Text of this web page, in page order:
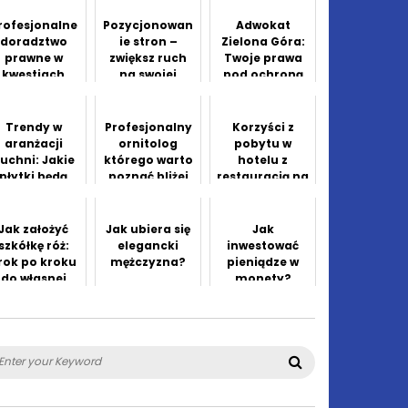
elegancją
doradztwo
prawne w
kwestiach
w
Pozycjonowan
ie stron –
zwiększ ruch
na swojej
Adwokat
Zielona Góra:
Twoje prawa
pod ochroną
Trendy w
aranżacji
Jakie
płytki będą
do świata
Profesjonalny
ornitolog
którego warto
poznać bliżej
Korzyści z
pobytu w
hotelu z
restauracją na
założyć
szkółkę róż:
po kroku
do własnej
Jak ubiera się
elegancki
mężczyzna?
Jak
inwestować
pieniądze w
monety?